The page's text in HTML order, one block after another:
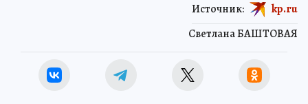
Светлана БАШТОВАЯ
Источник: kp.ru